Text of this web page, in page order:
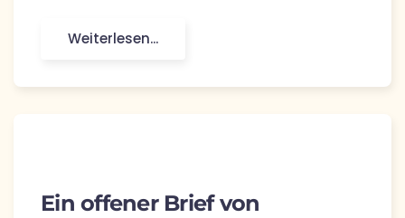
Weiterlesen...
Ein offener Brief von